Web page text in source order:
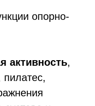
опорно-
активность,